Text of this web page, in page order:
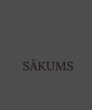
SĀKUMS